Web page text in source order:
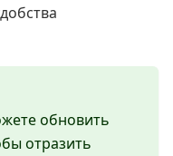
обновить
отразить